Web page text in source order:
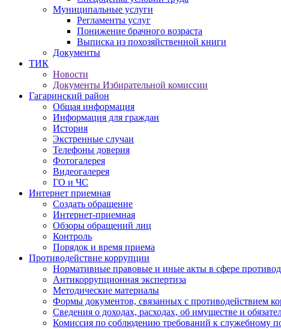
Муниципальные услуги
Регламенты услуг
Понижение брачного возраста
Выписка из похозяйственной книги
Документы
ТИК
Новости
Документы Избирательной комиссии
Гагаринский район
Общая информация
Информация для граждан
История
Экстренные случаи
Телефоны доверия
Фотогалерея
Видеогалерея
ГО и ЧС
Интернет приемная
Создать обращение
Интернет-приемная
Обзоры обращений лиц
Контроль
Порядок и время приема
Противодействие коррупции
Нормативные правовые и иные акты в сфере
Антикоррупционная экспертиза
Методические материалы
Формы документов, связанных с противодействием
Сведения о доходах, расходах, об имуществе и
Комиссия по соблюдению требований к служебному